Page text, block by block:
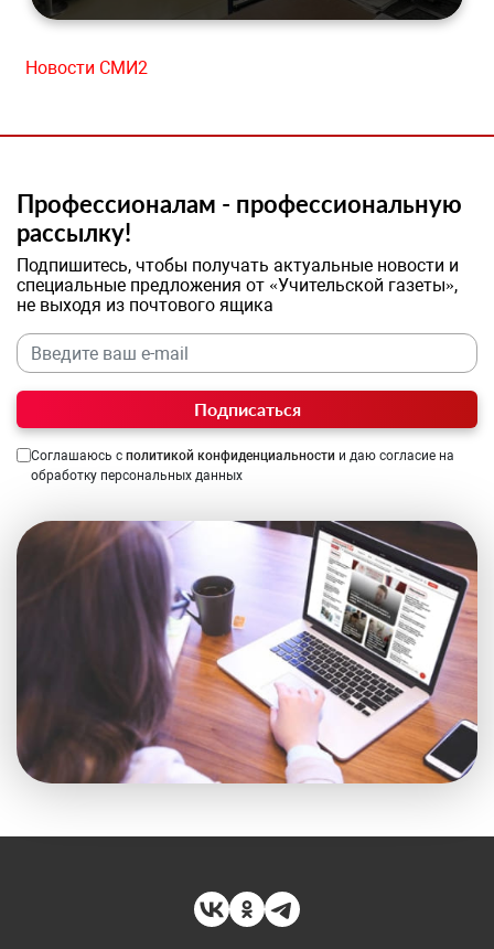
Новости СМИ2
Профессионалам - профессиональную
рассылку!
Подпишитесь, чтобы получать актуальные новости и
специальные предложения от «Учительской газеты»,
не выходя из почтового ящика
Подписаться
Соглашаюсь с политикой конфиденциальности и даю согласие на
обработку персональных данных